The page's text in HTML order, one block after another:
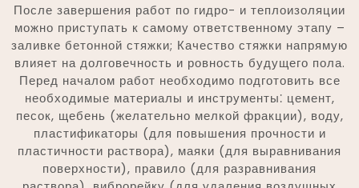
После завершения работ по гидро- и теплоизоляции
можно приступать к самому ответственному этапу –
заливке бетонной стяжки; Качество стяжки напрямую
влияет на долговечность и ровность будущего пола.
Перед началом работ необходимо подготовить все
необходимые материалы и инструменты⁚ цемент,
песок, щебень (желательно мелкой фракции), воду,
пластификаторы (для повышения прочности и
пластичности раствора), маяки (для выравнивания
поверхности), правило (для разравнивания